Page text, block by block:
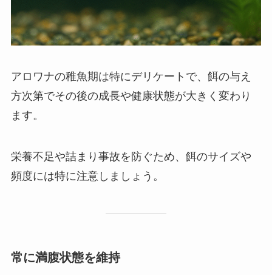
アロワナの稚魚期は特にデリケートで、餌の与え
方次第でその後の成長や健康状態が大きく変わり
ます。
栄養不足や詰まり事故を防ぐため、餌のサイズや
頻度には特に注意しましょう。
常に満腹状態を維持